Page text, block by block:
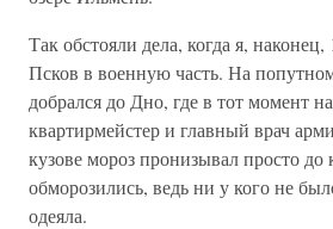
Так обстояли дела, когда я,
Псков в военную часть. На
добрался до Дно, где в тот момент
квартирмейстер и главный врач
кузове мороз пронизывал просто
обморозились, ведь ни у кого не
одеяла.